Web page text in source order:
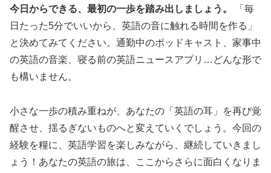
今日からできる、最初の一歩を踏み出しましょう。
「毎
日たった5分でいいから、英語の音に触れる時間を作る」
と決めてみてください。通勤中のポッドキャスト、家事中
の英語の音楽、寝る前の英語ニュースアプリ…どんな形で
も構いません。
小さな一歩の積み重ねが、あなたの「英語の耳」を再び覚
醒させ、揺るぎないものへと変えていくでしょう。今回の
経験を糧に、英語学習を楽しみながら、継続していきまし
ょう！あなたの英語の旅は、ここからさらに面白くなりま